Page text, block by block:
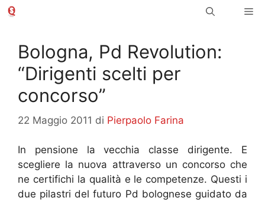
Vai
Bologna, Pd Revolution:
“Dirigenti scelti per
concorso”
22 Maggio 2011 di Pierpaolo Farina
In pensione la vecchia classe dirigente. E
scegliere la nuova attraverso un concorso che
ne certifichi la qualità e le competenze. Questi i
due pilastri del futuro Pd bolognese guidato da